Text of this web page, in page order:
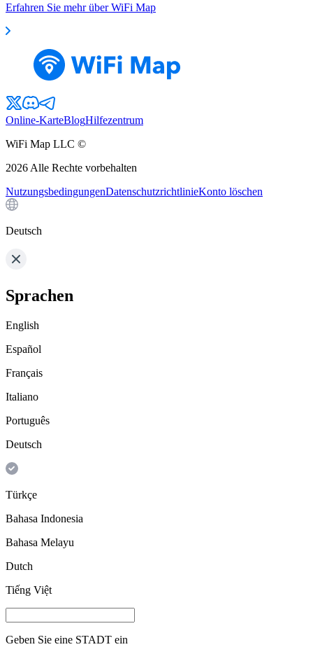
Erfahren Sie mehr über WiFi Map
Online-KarteBlogHilfezentrum
WiFi Map LLC ©
2026 Alle Rechte vorbehalten
NutzungsbedingungenDatenschutzrichtlinieKonto löschen
Deutsch
Sprachen
English
Español
Français
Italiano
Português
Deutsch
Türkçe
Bahasa Indonesia
Bahasa Melayu
Dutch
Tiếng Việt
Geben Sie eine STADT ein